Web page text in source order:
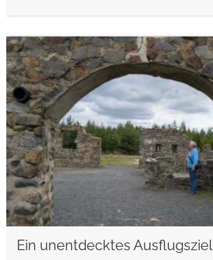
Ein unentdecktes Ausflugsziel
weiterlesen